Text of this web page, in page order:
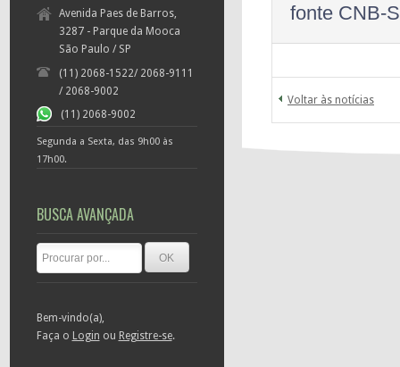
Avenida Paes de Barros,
3287 - Parque da Mooca
São Paulo / SP
(11) 2068-1522/ 2068-9111
/ 2068-9002
(11) 2068-9002
Segunda a Sexta, das 9h00 às
17h00.
BUSCA AVANÇADA
Bem-vindo(a),
Faça o Login ou Registre-se.
fonte CNB-
Voltar às notícias